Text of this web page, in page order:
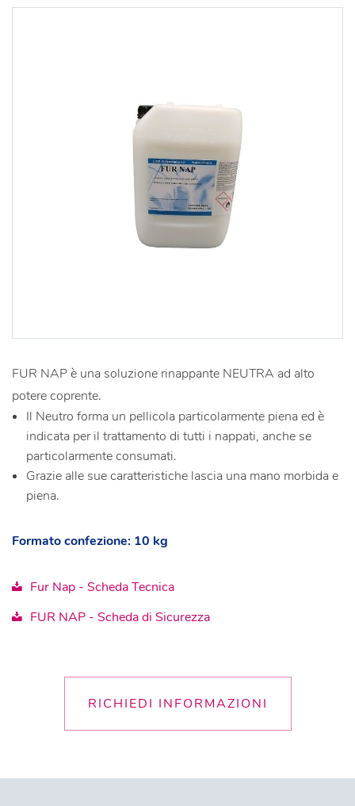
FUR NAP è una soluzione rinappante NEUTRA ad alto
potere coprente.
Il Neutro forma un pellicola particolarmente piena ed è
indicata per il trattamento di tutti i nappati, anche se
particolarmente consumati.
Grazie alle sue caratteristiche lascia una mano morbida e
piena.
Formato confezione: 10 kg
Fur Nap - Scheda Tecnica
FUR NAP - Scheda di Sicurezza
RICHIEDI INFORMAZIONI